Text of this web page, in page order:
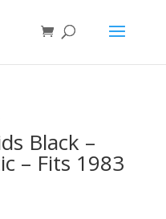
Black –
– Fits 1983